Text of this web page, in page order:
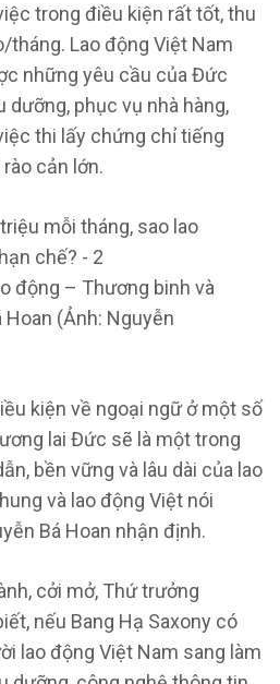
trong điều kiện rất tốt, thu
tháng. Lao động Việt Nam
những yêu cầu của Đức
dưỡng, phục vụ nhà hàng,
thi lấy chứng chỉ tiếng
cản lớn.
động – Thương binh và
Hoan (Ảnh: Nguyễn
kiện về ngoại ngữ ở một số
lai Đức sẽ là một trong
bền vững và lâu dài của lao
và lao động Việt nói
Bá Hoan nhận định.
cởi mở, Thứ trưởng
nếu Bang Hạ Saxony có
lao động Việt Nam sang làm